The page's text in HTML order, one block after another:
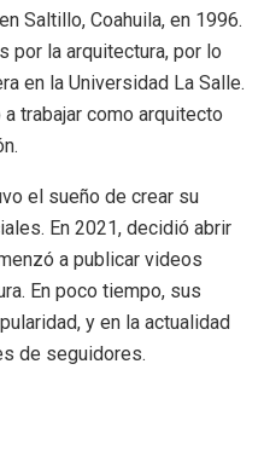
Saltillo, Coahuila, en 1996.
por la arquitectura, por lo
en la Universidad La Salle.
trabajar como arquitecto
el sueño de crear su
En 2021, decidió abrir
a publicar videos
En poco tiempo, sus
y en la actualidad
de seguidores.